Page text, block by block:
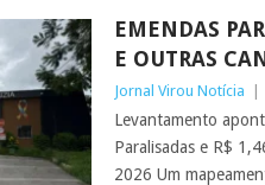
EMENDAS
E OUTRAS
Jornal Virou Notícia
Levantamento
Paralisadas e R$
2026 Um